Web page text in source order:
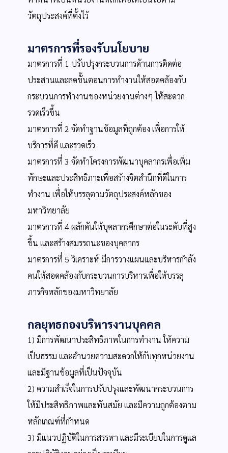
วัตถุประสงค์ที่ตั้งไว้
มาตรการที่รองรับนโยบาย
มาตรการที่ 1 ปรับปรุงกระบวนการด้านการติดต่อ
ประสานและลดขั้นตอนการทำงานให้สอดคล้องกับ
กระบวนการทำงานของหน่วยงานต่างๆ ให้สะดวก
รวดเร็วขึ้น
มาตรการที่ 2 จัดทำฐานข้อมูลที่ถูกต้อง เพื่อการให้
บริการที่ดี และรวดเร็ว
มาตรการที่ 3 จัดทำโครงการพัฒนาบุคลากรเพื่อเพิ่ม
ทักษะและประสิทธิภาะเพื่อสร้างจิตสำนึกที่ดีในการ
ทำงาน เพื่่อให้บรรลุตามวัตถุประสงค์หลักของ
มหาวิทยาลัย
มาตรการที่ 4 ผลักดันให้บุคลากรศึกษาต่อในระดับที่สูง
ขึ้น และสร้างสมรรถนะของบุคลากร
มาตรการที่ 5 วิเคราะห์ มีการวางแผนและบริหารกำลัง
คนให้สอดคล้องกับกระบวนการบริหารเพื่อให้บรรลุ
ภารกิจหลักของมหาวิทยาลัย
กลยุทธกองบริหารงานบุคคล
1) มีการพัฒนาประสิทธิภาพในการทำงาน ให้ความ
เป็นธรรม และอำนวยความสะดวกให้กับทุกหน่วยงาน
และมีฐานข้อมูลที่เป็นปัจจุบัน
2) ความสำเร็จในการปรับปรุงและพัฒนากระบวนการ
ให้มีประสิทธิภาพและทันสมัย และมีความถูกต้องตาม
หลักเกณฑ์ที่กำหนด
3) มีแนวปฏิบัติในการสรรหา และมีระเบียบในการดูแล